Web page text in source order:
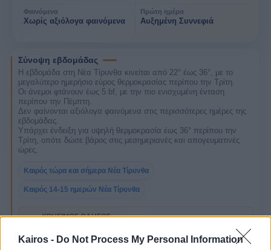
Kairos - Do Not Process My Personal Information
Φαινόμενα
Χωρίς αξιόλογα φαινόμενα
Πρώτη ημέρα
Αυξημένη Συννεφιά
Σύνοψη εβδομάδας
Η εβδομάδα στη Νέα Τίρυνθα κινείται από 22° έως 36°, με το
μεγαλύτερο ημερήσιο εύρος θερμοκρασίας περίπου την Τρίτη.
Οι άνεμοι φτάνουν έως 5 bf, με την πιο ενισχυμένη ένταση
περίπου την Πέμπτη.
Δεν φαίνονται αξιόλογα φαινόμενα στις περισσότερες ημέρες της
εβδομάδας.
Υπάρχει ένδειξη για υψηλή θερμοκρασία έως 36° περίπου την
Τρίτη, οπότε δώσε βάρος στις μεσημεριανές και απογευματινές
ώρες.
Καιρός τώρα και σήμερα Νέα Τίρυνθα
Καιρός 14-15 ημερών Νέα Τίρυνθα
i
ΧΡΉΣΙΜΟΣ ΟΔΗΓΌΣ
Δες πώς να διαβάζεις θερμοκρασία, υγρασία και